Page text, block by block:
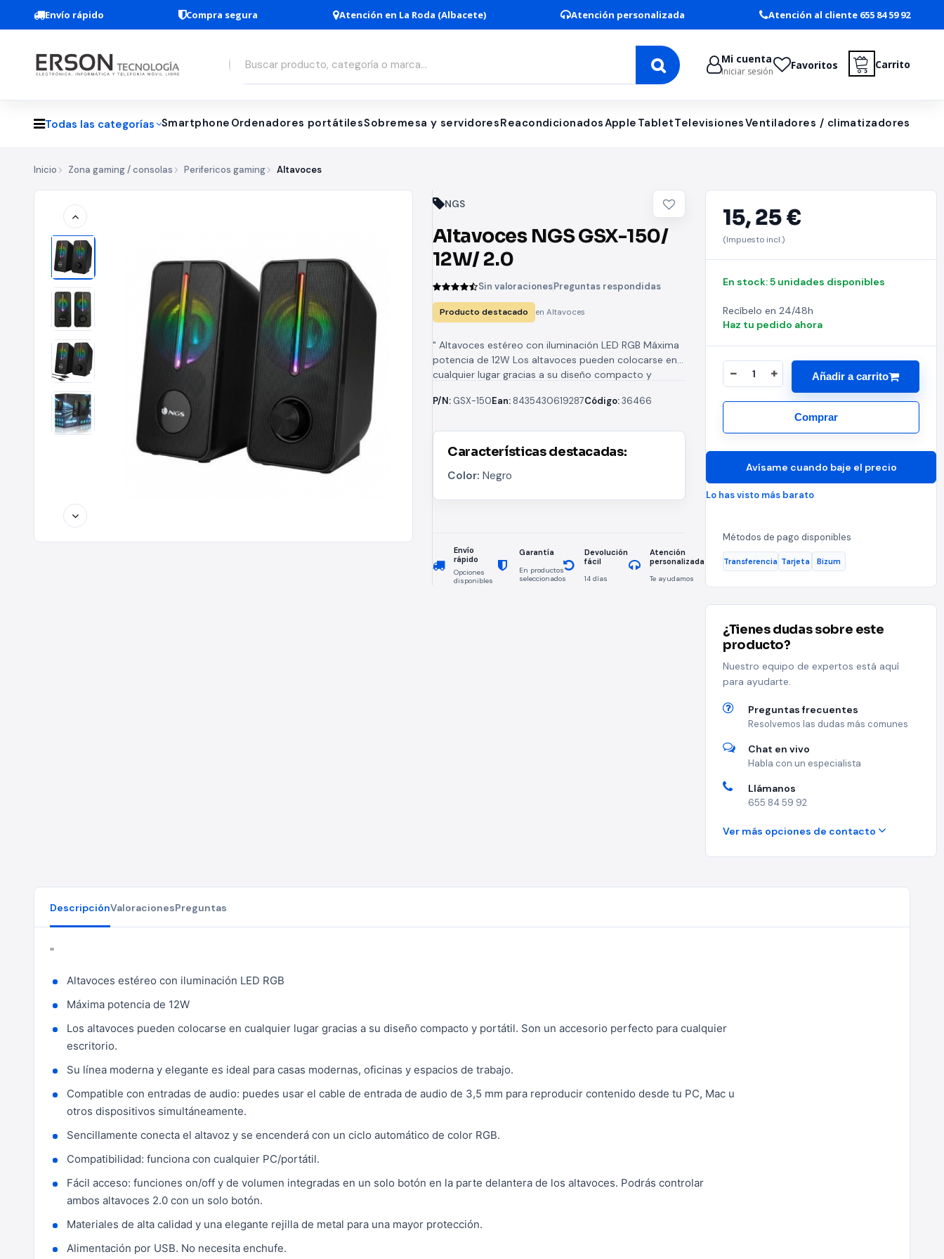
Envío rápido Compra segura Atención en La Roda (Albacete) Atención personalizada Atención al cliente 655 84 59 92
Mi cuenta
Iniciar sesión Favoritos Carrito
Todas las categorías Smartphone Ordenadores portátilesSobremesa y servidoresReacondicionadosApple TabletTelevisionesVentiladores / climatizadores
Inicio Zona gaming / consolas Perifericos gaming Altavoces
NGS
Altavoces NGS GSX-150/
12W/ 2.0
Sin valoracionesPreguntas respondidas
Producto destacado en Altavoces
" Altavoces estéreo con iluminación LED RGB Máxima
potencia de 12W Los altavoces pueden colocarse en
cualquier lugar gracias a su diseño compacto y
P/N: GSX-150Ean: 8435430619287Código:36466
Características destacadas:
Color: Negro
Envío
rápido
Opciones
disponibles
Garantía
En productos
seleccionados
Devolución
fácil
14 días
Atención
personalizada
Te ayudamos
15,25 €
(Impuesto incl.)
En stock: 5 unidades disponibles
Recíbelo en 24/48h
Haz tu pedido ahora
Añadir a carrito
Comprar
Avísame cuando baje el precio
Lo has visto más barato
Métodos de pago disponibles
Transferencia Tarjeta Bizum
¿Tienes dudas sobre este
producto?
Nuestro equipo de expertos está aquí
para ayudarte.
Preguntas frecuentes
Resolvemos las dudas más comunes
Chat en vivo
Habla con un especialista
Llámanos
655 84 59 92
Ver más opciones de contacto
DescripciónValoracionesPreguntas
"
Altavoces estéreo con iluminación LED RGB
Máxima potencia de 12W
Los altavoces pueden colocarse en cualquier lugar gracias a su diseño compacto y portátil. Son un accesorio perfecto para cualquier
escritorio.
Su línea moderna y elegante es ideal para casas modernas, oficinas y espacios de trabajo.
Compatible con entradas de audio: puedes usar el cable de entrada de audio de 3,5 mm para reproducir contenido desde tu PC, Mac u
otros dispositivos simultáneamente.
Sencillamente conecta el altavoz y se encenderá con un ciclo automático de color RGB.
Compatibilidad: funciona con cualquier PC/portátil.
Fácil acceso: funciones on/off y de volumen integradas en un solo botón en la parte delantera de los altavoces. Podrás controlar
ambos altavoces 2.0 con un solo botón.
Materiales de alta calidad y una elegante rejilla de metal para una mayor protección.
Alimentación por USB. No necesita enchufe.